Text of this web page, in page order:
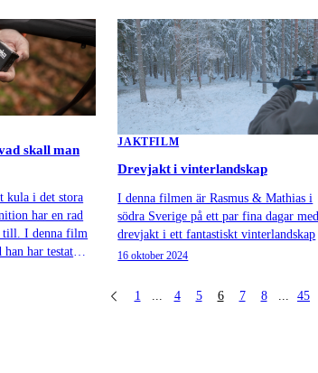
skall man
kula i det stora
har en rad
till. I denna film
han har testat
JAKTFILM
Drevjakt i vinterlandskap
I denna filmen är Rasmus & Mathias i
södra Sverige på ett par fina dagar med
drevjakt i ett fantastiskt vinterlandskap
16 oktober 2024
1 4 5 6 7 8 45